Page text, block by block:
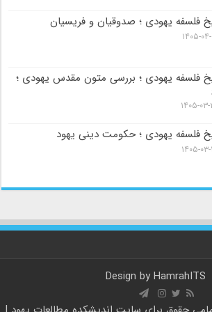
فلسفه یهودی ؛ صدوقیان و فریسیان
۰۴-۱۰
فلسفه یهودی ؛ بررسی متون مقدس یهودی ؛
۰۳-۲۹
فلسفه یهودی ؛ حکومت دینی یهود
۰۳-۱۶
Design by HamrahITS